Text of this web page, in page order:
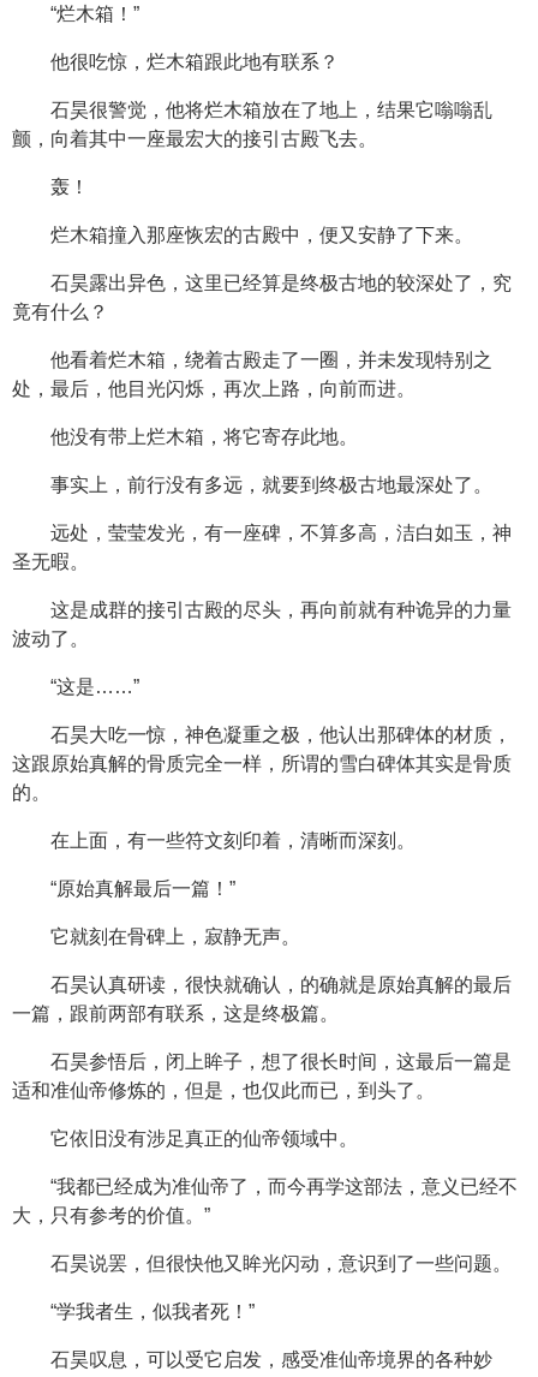
“烂木箱！”
他很吃惊，烂木箱跟此地有联系？
石昊很警觉，他将烂木箱放在了地上，结果它嗡嗡乱
颤，向着其中一座最宏大的接引古殿飞去。
轰！
烂木箱撞入那座恢宏的古殿中，便又安静了下来。
石昊露出异色，这里已经算是终极古地的较深处了，究
竟有什么？
他看着烂木箱，绕着古殿走了一圈，并未发现特别之
处，最后，他目光闪烁，再次上路，向前而进。
他没有带上烂木箱，将它寄存此地。
事实上，前行没有多远，就要到终极古地最深处了。
远处，莹莹发光，有一座碑，不算多高，洁白如玉，神
圣无暇。
这是成群的接引古殿的尽头，再向前就有种诡异的力量
波动了。
“这是……”
石昊大吃一惊，神色凝重之极，他认出那碑体的材质，
这跟原始真解的骨质完全一样，所谓的雪白碑体其实是骨质
的。
在上面，有一些符文刻印着，清晰而深刻。
“原始真解最后一篇！”
它就刻在骨碑上，寂静无声。
石昊认真研读，很快就确认，的确就是原始真解的最后
一篇，跟前两部有联系，这是终极篇。
石昊参悟后，闭上眸子，想了很长时间，这最后一篇是
适和准仙帝修炼的，但是，也仅此而已，到头了。
它依旧没有涉足真正的仙帝领域中。
“我都已经成为准仙帝了，而今再学这部法，意义已经不
大，只有参考的价值。”
石昊说罢，但很快他又眸光闪动，意识到了一些问题。
“学我者生，似我者死！”
石昊叹息，可以受它启发，感受准仙帝境界的各种妙